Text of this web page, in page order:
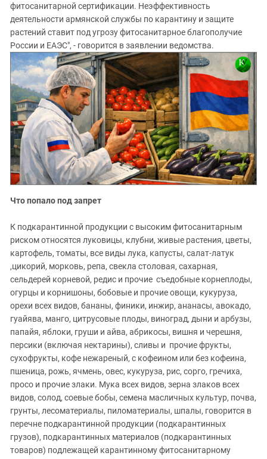
фитосанитарной сертификации. Неэффективность
деятельности армянской службы по карантину и защите
растений ставит под угрозу фитосанитарное благополучие
России и ЕАЭС", - говорится в заявлении ведомства.
Что попало под запрет
К подкарантинной продукции с высоким фитосанитарным
риском относятся луковицы, клубни, живые растения, цветы,
картофель, томаты, все виды лука, капусты, салат-латук
,цикорий, морковь, репа, свекла столовая, сахарная,
сельдерей корневой, редис и прочие съедобные корнеплоды,
огурцы и корнишоны, бобовые и прочие овощи, кукуруза,
орехи всех видов, бананы, финики, инжир, ананасы, авокадо,
гуайява, манго, цитрусовые плоды, виноград, дыни и арбузы,
папайя, яблоки, груши и айва, абрикосы, вишня и черешня,
персики (включая нектарины), сливы и прочие фрукты,
сухофрукты, кофе нежареный, с кофеином или без кофеина,
пшеница, рожь, ячмень, овес, кукуруза, рис, сорго, гречиха,
просо и прочие злаки. Мука всех видов, зерна злаков всех
видов, солод, соевые бобы, семена масличных культур, почва,
грунты, лесоматериалы, пиломатериалы, шпалы, говорится в
перечне подкарантинной продукции (подкарантинных
грузов), подкарантинных материалов (подкарантинных
товаров) подлежащей карантинному фитосанитарному